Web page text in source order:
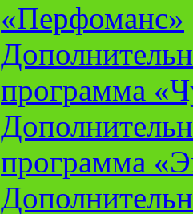
«Перфоманс»
программа
программа